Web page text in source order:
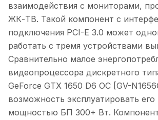
взаимодействия с мониторами,
ЖК-ТВ. Такой компонент с
подключения PCI-E 3.0 может
работать с тремя устройствами
Сравнительно малое
видеопроцессора дискретного
GeForce GTX 1650 D6 OC [GV-
возможность эксплуатировать его
мощностью БП 300+ Вт.